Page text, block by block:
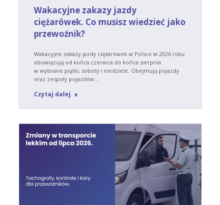
Wakacyjne zakazy jazdy
ciężarówek. Co musisz wiedzieć jako
przewoźnik?
Wakacyjne zakazy jazdy ciężarówek w Polsce w 2026 roku
obowiązują od końca czerwca do końca sierpnia
w wybrane piątki, soboty i niedziele. Obejmują pojazdy
oraz zespoły pojazdów…
Czytaj dalej